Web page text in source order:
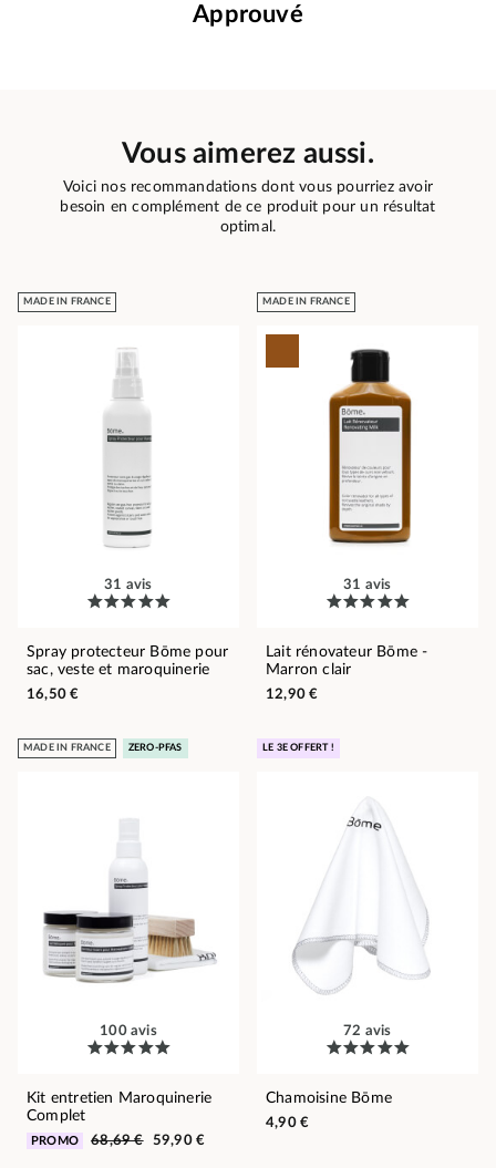
Approuvé
Vous aimerez aussi.
Voici nos recommandations dont vous pourriez avoir
besoin en complément de ce produit pour un résultat
optimal.
MADE IN FRANCE
31 avis
Spray protecteur Bōme pour
sac, veste et maroquinerie
16,50 €
MADE IN FRANCE
31 avis
Lait rénovateur Bōme -
Marron clair
12,90 €
MADE IN FRANCE ZERO-PFAS
100 avis
Kit entretien Maroquinerie
Complet
PROMO 68,69 € 59,90 €
LE 3E OFFERT !
72 avis
Chamoisine Bōme
4,90 €